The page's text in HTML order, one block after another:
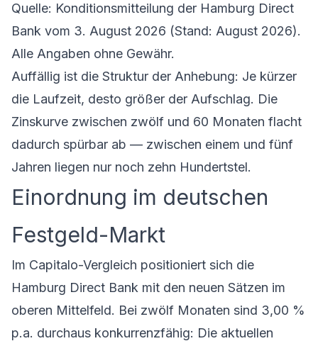
Quelle: Konditionsmitteilung der Hamburg Direct
Bank vom 3. August 2026 (Stand: August 2026).
Alle Angaben ohne Gewähr.
Auffällig ist die Struktur der Anhebung: Je kürzer
die Laufzeit, desto größer der Aufschlag. Die
Zinskurve zwischen zwölf und 60 Monaten flacht
dadurch spürbar ab — zwischen einem und fünf
Jahren liegen nur noch zehn Hundertstel.
Einordnung im deutschen
Festgeld-Markt
Im Capitalo-Vergleich positioniert sich die
Hamburg Direct Bank mit den neuen Sätzen im
oberen Mittelfeld. Bei zwölf Monaten sind 3,00 %
p.a. durchaus konkurrenzfähig: Die aktuellen